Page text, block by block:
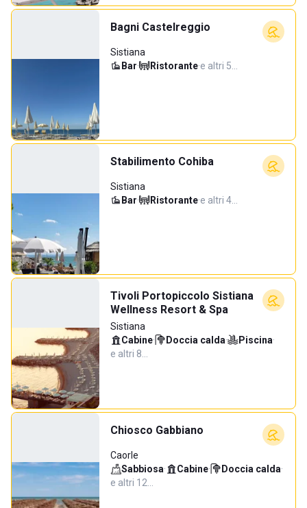
Bagni Castelreggio
Sistiana
Bar· Ristorante·e altri 5…
Stabilimento Cohiba
Sistiana
Bar· Ristorante·e altri 4…
Tivoli Portopiccolo Sistiana
Wellness Resort & Spa
Sistiana
Cabine· Doccia calda· Piscina·
e altri 8…
Chiosco Gabbiano
Caorle
Sabbiosa· Cabine· Doccia calda·
e altri 12…